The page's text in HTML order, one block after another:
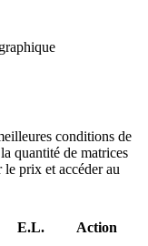
conditions de
quantité de matrices
prix et accéder au
E.L.
Action